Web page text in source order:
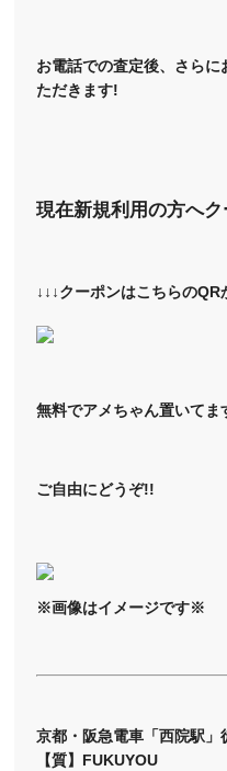
お電話での査定後、さら
ただきます!
現在新規利用の方へ
↓↓↓クーポンはこちらのQR
無料でアメちゃん置いてま
ご自由にどうぞ!!
※画像はイメージです※
京都・阪急電車「西院駅」
【質】FUKUYOU